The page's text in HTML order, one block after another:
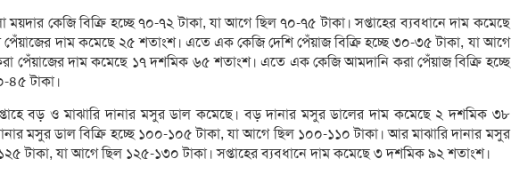
ময়দার কেজি বিক্রি হচ্ছে ৭০-৭২ টাকা, যা আগে ছিল ৭০-৭৫ টাকা। সপ্তাহের ব্যবধানে দাম কমেছে
দাম কমেছে ২৫ শতাংশ। এতে এক কেজি দেশি পেঁয়াজ বিক্রি হচ্ছে ৩০-৩৫ টাকা, যা আগে
পেঁয়াজের দাম কমেছে ১৭ দশমিক ৬৫ শতাংশ। এতে এক কেজি আমদানি করা পেঁয়াজ বিক্রি হচ্ছে
৪৫ টাকা।
বড় ও মাঝারি দানার মসুর ডাল কমেছে। বড় দানার মসুর ডালের দাম কমেছে ২ দশমিক ৩৮
মসুর ডাল বিক্রি হচ্ছে ১০০-১০৫ টাকা, যা আগে ছিল ১০০-১১০ টাকা। আর মাঝারি দানার মসুর
টাকা, যা আগে ছিল ১২৫-১৩০ টাকা। সপ্তাহের ব্যবধানে দাম কমেছে ৩ দশমিক ৯২ শতাংশ।